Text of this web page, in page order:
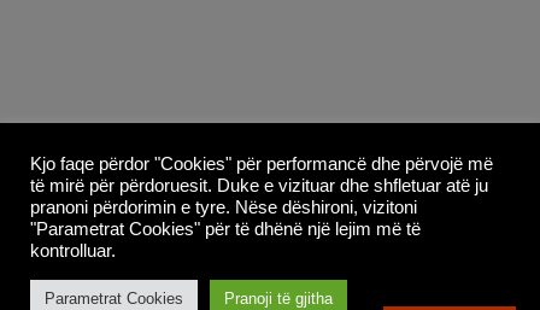
Copyright © 2026Whoop Theme - Powered by
WordPress.
Kjo faqe përdor "Cookies" për performancë dhe përvojë më
të mirë për përdoruesit. Duke e vizituar dhe shfletuar atë ju
pranoni përdorimin e tyre. Nëse dëshironi, vizitoni
"Parametrat Cookies" për të dhënë një lejim më të
kontrolluar.
Parametrat Cookies Pranoji të gjitha